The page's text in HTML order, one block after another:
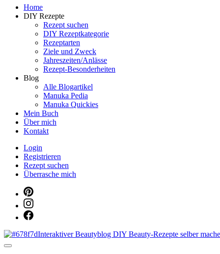
Manuka Magic – Natürlich schön:
Dein persönlicher interaktiver DIY Beautyblog
Home
DIY Rezepte
Rezept suchen
DIY Rezeptkategorie
Rezeptarten
Ziele und Zweck
Jahreszeiten/Anlässe
Rezept-Besonderheiten
Blog
Alle Blogartikel
Manuka Pedia
Manuka Quickies
Mein Buch
Über mich
Kontakt
Login
Registrieren
Rezept suchen
Überrasche mich